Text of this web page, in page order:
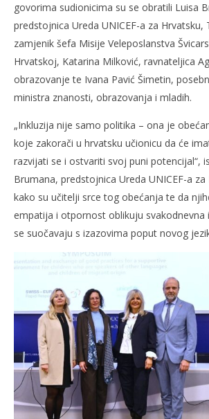
govorima sudionicima su se obratili Luisa
predstojnica Ureda UNICEF-a za Hrvatsku,
zamjenik šefa Misije Veleposlanstva
Hrvatskoj, Katarina Milković, ravnateljica
obrazovanje te Ivana Pavić Šimetin,
ministra znanosti, obrazovanja i mladih.
„Inkluzija nije samo politika – ona je
koje zakorači u hrvatsku učionicu da će
razvijati se i ostvariti svoj puni potencijal“,
Brumana, predstojnica Ureda UNICEF-a
kako su učitelji srce tog obećanja te da
empatija i otpornost oblikuju svakodnevna
se suočavaju s izazovima poput novog